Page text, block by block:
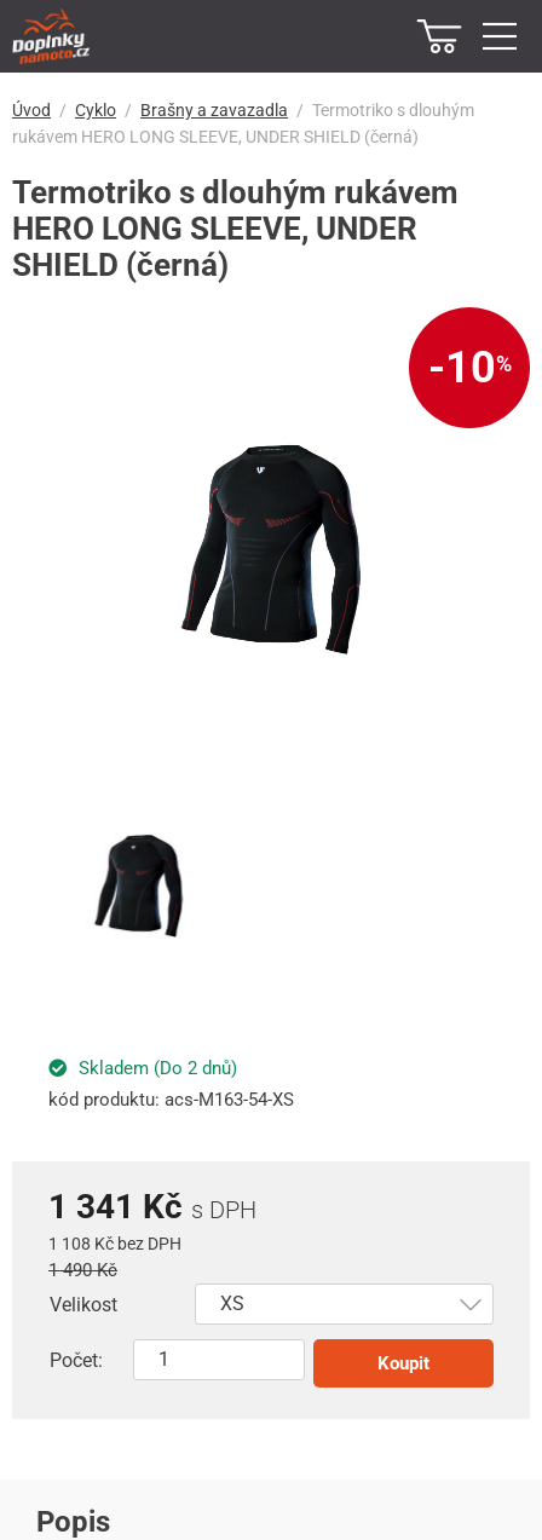
Úvod Cyklo Brašny a zavazadla
Termotriko s dlouhým
rukávem HERO LONG SLEEVE, UNDER SHIELD (černá)
Termotriko s dlouhým rukávem
HERO LONG SLEEVE, UNDER
SHIELD (černá)
-10%
Skladem (Do 2 dnů)
kód produktu: acs-M163-54-XS
1 341 Kč s DPH
1 108 Kč bez DPH
1 490 Kč
Velikost
Počet: Koupit
Popis